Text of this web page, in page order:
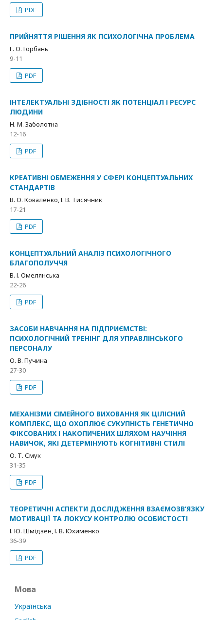
PDF
ПРИЙНЯТТЯ РІШЕННЯ ЯК ПСИХОЛОГІЧНА ПРОБЛЕМА
Г. О. Горбань
9-11
PDF
ІНТЕЛЕКТУАЛЬНІ ЗДІБНОСТІ ЯК ПОТЕНЦІАЛ І РЕСУРС
ЛЮДИНИ
Н. М. Заболотна
12-16
PDF
КРЕАТИВНІ ОБМЕЖЕННЯ У СФЕРІ КОНЦЕПТУАЛЬНИХ
СТАНДАРТІВ
В. О. Коваленко, І. В. Тисячник
17-21
PDF
КОНЦЕПТУАЛЬНИЙ АНАЛІЗ ПСИХОЛОГІЧНОГО
БЛАГОПОЛУЧЧЯ
В. І. Омелянська
22-26
PDF
ЗАСОБИ НАВЧАННЯ НА ПІДПРИЄМСТВІ:
ПСИХОЛОГІЧНИЙ ТРЕНІНГ ДЛЯ УПРАВЛІНСЬКОГО
ПЕРСОНАЛУ
О. В. Пучина
27-30
PDF
МЕХАНІЗМИ СІМЕЙНОГО ВИХОВАННЯ ЯК ЦІЛІСНИЙ
КОМПЛЕКС, ЩО ОХОПЛЮЄ СУКУПНІСТЬ ГЕНЕТИЧНО
ФІКСОВАНИХ І НАКОПИЧЕНИХ ШЛЯХОМ НАУЧІННЯ
НАВИЧОК, ЯКІ ДЕТЕРМІНУЮТЬ КОГНІТИВНІ СТИЛІ
О. Т. Смук
31-35
PDF
ТЕОРЕТИЧНІ АСПЕКТИ ДОСЛІДЖЕННЯ ВЗАЄМОЗВ’ЯЗКУ
МОТИВАЦІЇ ТА ЛОКУСУ КОНТРОЛЮ ОСОБИСТОСТІ
І. Ю. Шмідзен, І. В. Юхименко
36-39
PDF
Мова
Українська